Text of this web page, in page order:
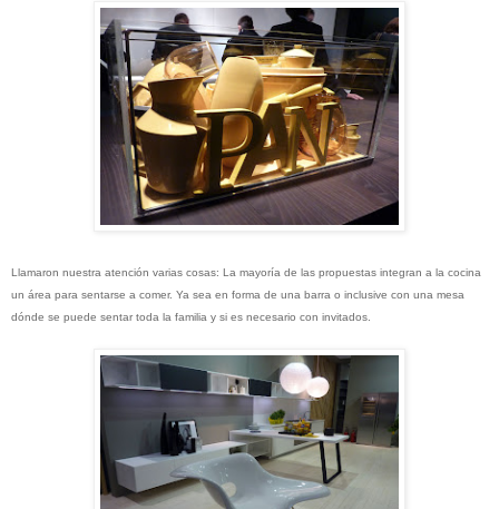
Llamaron nuestra atención varias cosas: La mayoría de las propuestas integran a la cocina
un área para sentarse a comer. Ya sea en forma de una barra o inclusive con una mesa
dónde se puede sentar toda la familia y si es necesario con invitados.